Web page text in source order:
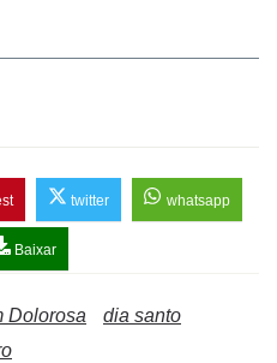
twitter whatsapp
Baixar
Dolorosa
dia santo